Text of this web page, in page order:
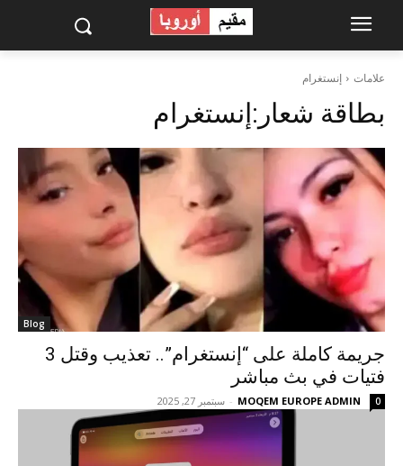
علامات إنستغرام
بطاقة شعار:إنستغرام
Blog
جريمة كاملة على “إنستغرام”.. تعذيب وقتل 3
فتيات في بث مباشر
MOQEM EUROPE ADMIN
- سبتمبر 27, 2025 0